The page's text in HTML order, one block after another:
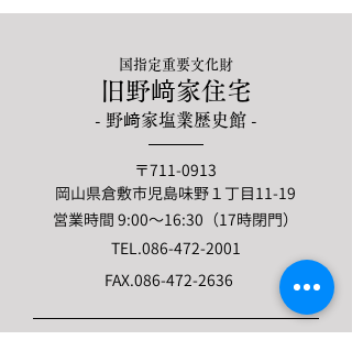
国指定重要文化財
旧野﨑家住宅
- 野﨑家塩業歴史館 -
〒711-0913
岡山県倉敷市児島味野１丁目11-19
営業時間 9:00〜16:30（17時閉門）
TEL.086-472-2001
FAX.086-472-2636